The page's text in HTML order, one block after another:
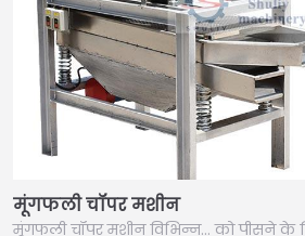
मूंगफली चॉपर मशीन
मूंगफली चॉपर मशीन विभिन्न… को पीसने के